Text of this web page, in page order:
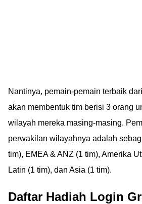
Nantinya, pemain-pemain terbaik
akan membentuk tim berisi 3 orang
wilayah mereka masing-masing.
perwakilan wilayahnya adalah
tim), EMEA & ANZ (1 tim), Amerika
Latin (1 tim), dan Asia (1 tim).
Daftar Hadiah Login